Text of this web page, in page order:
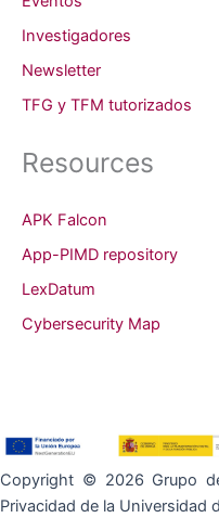
Investigadores
Newsletter
TFG y TFM tutorizados
Resources
APK Falcon
App-PIMD repository
LexDatum
Cybersecurity Map
Copyright © 2026 Grupo
Privacidad de la Universidad